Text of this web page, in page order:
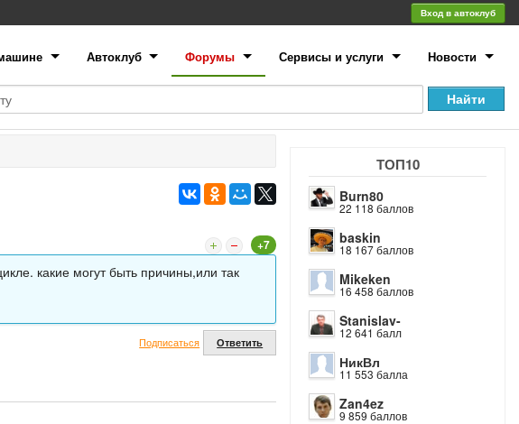
Вход в автоклуб
Автоклуб Форумы Сервисы и услуги Новости
ТОП10
Burn80
22 118 баллов
baskin
18 167 баллов
Mikeken
16 458 баллов
Stanislav-
12 641 балл
НикВл
11 553 балла
Zan4ez
9 859 баллов
+7
какие могут быть причины,или так
Подписаться Ответить